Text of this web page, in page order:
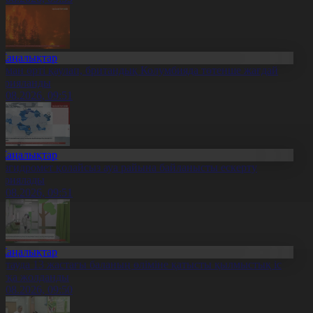
өрті қаулап, британдық Колумбияда төтенше жағдай
09:51
қолайсыз ауа райына байланысты ескерту
09:51
13 жастағы баланың өліміне қатысты қылмыстық іс
жолданды
09:50